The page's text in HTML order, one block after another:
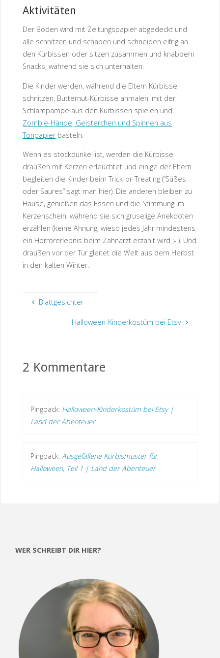
Aktivitäten
Der Boden wird mit Zeitungspapier abgedeckt und
alle schnitzen und schaben und schneiden eifrig an
den Kürbissen oder sitzen zusammen und knabbern
Snacks, während sie sich unterhalten.
Die Kinder werden, während die Eltern Kürbisse
schnitzen, Butternut-Kürbisse anmalen, mit der
Schlampampe aus den Kürbissen spielen und
Zombie-Hände, Geisterchen und Spinnen aus
Tonpapierbasteln.
Wenn es stockdunkel ist, werden die Kürbisse
draußen mit Kerzen erleuchtet und einige der Eltern
begleiten die Kinder beim Trick-or-Treating (“Süßes
oder Saures” sagt man hier). Die anderen bleiben zu
Hause, genießen das Essen und die Stimmung im
Kerzenschein, während sie sich gruselige Anekdoten
erzählen (keine Ahnung, wieso jedes Jahr mindestens
ein Horrorerlebnis beim Zahnarzt erzählt wird ;- ). Und
draußen vor der Tür gleitet die Welt aus dem Herbst
in den kalten Winter.
Blattgesichter
Halloween-Kinderkostüm bei Etsy
2 Kommentare
Pingback: Halloween-Kinderkostüm bei Etsy |
Land der Abenteuer
Pingback: Ausgefallene Kürbismuster für
Halloween, Teil 1 | Land der Abenteuer
WER SCHREIBT DIR HIER?